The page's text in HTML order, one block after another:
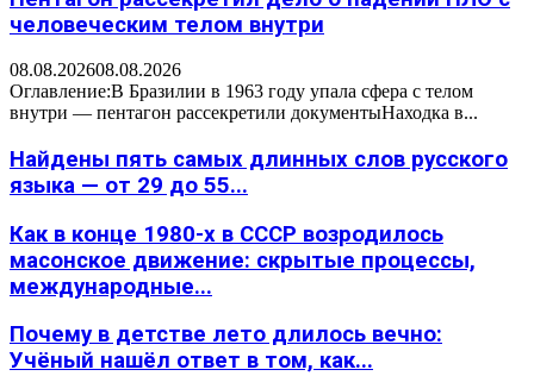
человеческим телом внутри
08.08.202608.08.2026
Оглавление:В Бразилии в 1963 году упала сфера с телом
внутри — пентагон рассекретили документыНаходка в...
Найдены пять самых длинных слов русского
языка — от 29 до 55...
Как в конце 1980-х в СССР возродилось
масонское движение: скрытые процессы,
международные...
Почему в детстве лето длилось вечно:
Учёный нашёл ответ в том, как...